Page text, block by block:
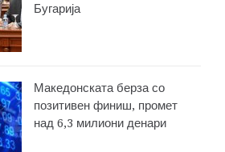
Бугарија
Македонската берза со
позитивен финиш, промет
над 6,3 милиони денари